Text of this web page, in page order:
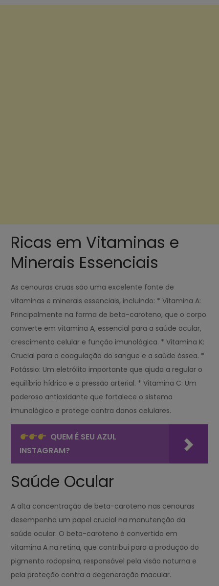
Ricas em Vitaminas e
Minerais Essenciais
As cenouras cruas são uma excelente fonte de
vitaminas e minerais essenciais, incluindo: * Vitamina A:
Principalmente na forma de beta-caroteno, que o corpo
converte em vitamina A, essencial para a saúde ocular,
crescimento celular e função imunológica. * Vitamina K:
Crucial para a coagulação do sangue e a saúde óssea. *
Potássio: Um eletrólito importante que ajuda a regular o
equilíbrio hídrico e a pressão arterial. * Vitamina C: Um
poderoso antioxidante que fortalece o sistema
imunológico e protege contra danos celulares.
QUEM É SEU AZUL
INSTAGRAM?
Saúde Ocular
A alta concentração de beta-caroteno nas cenouras
desempenha um papel crucial na manutenção da
saúde ocular. O beta-caroteno é convertido em
vitamina A na retina, que contribui para a produção do
pigmento rodopsina, responsável pela visão noturna e
pela proteção contra a degeneração macular.